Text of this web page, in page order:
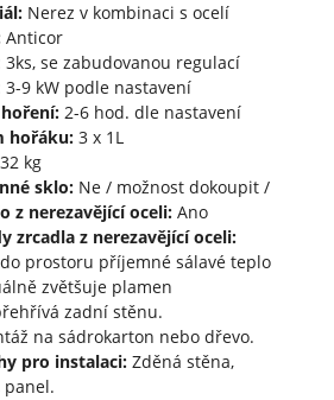
Nerez v kombinaci s ocelí
Anticor
3ks, se zabudovanou regulací
3-9 kW podle nastavení
2-6 hod. dle nastavení
hořáku:3 x 1L
kg
sklo:Ne / možnost dokoupit /
z nerezavějící oceli:Ano
zrcadla z nerezavějící oceli:
prostoru příjemné sálavé teplo
zvětšuje plamen
zadní stěnu.
na sádrokarton nebo dřevo.
pro instalaci:Zděná stěna,
panel.